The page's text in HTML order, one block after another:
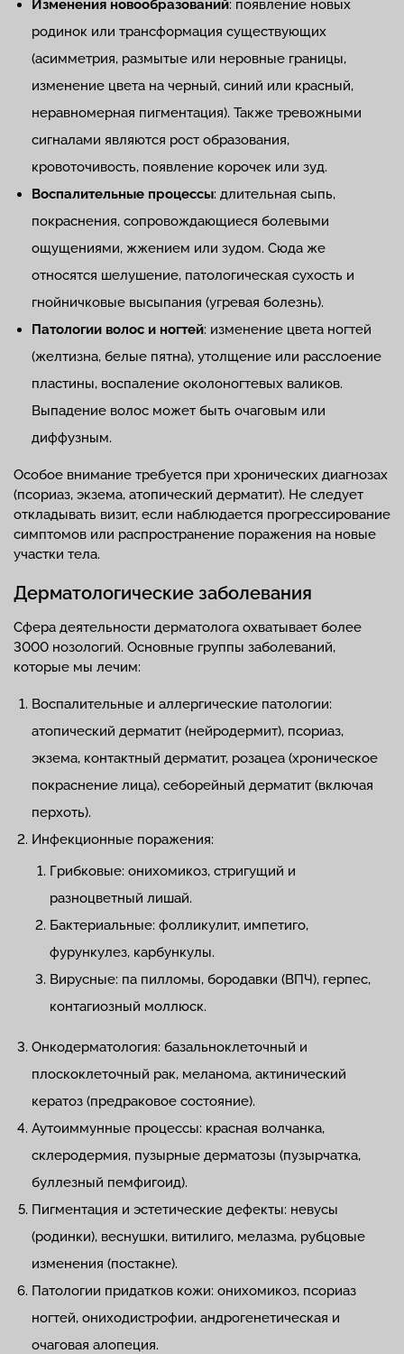
Изменения новообразований: появление новых
родинок или трансформация существующих
(асимметрия, размытые или неровные границы,
изменение цвета на черный, синий или красный,
неравномерная пигментация). Также тревожными
сигналами являются рост образования,
кровоточивость, появление корочек или зуд.
Воспалительные процессы: длительная сыпь,
покраснения, сопровождающиеся болевыми
ощущениями, жжением или зудом. Сюда же
относятся шелушение, патологическая сухость и
гнойничковые высыпания (угревая болезнь).
Патологии волос и ногтей: изменение цвета ногтей
(желтизна, белые пятна), утолщение или расслоение
пластины, воспаление околоногтевых валиков.
Выпадение волос может быть очаговым или
диффузным.
Особое внимание требуется при хронических диагнозах
(псориаз, экзема, атопический дерматит). Не следует
откладывать визит, если наблюдается прогрессирование
симптомов или распространение поражения на новые
участки тела.
Дерматологические заболевания
Сфера деятельности дерматолога охватывает более
3000 нозологий. Основные группы заболеваний,
которые мы лечим:
Воспалительные и аллергические патологии:
атопический дерматит (нейродермит), псориаз,
экзема, контактный дерматит, розацеа (хроническое
покраснение лица), себорейный дерматит (включая
перхоть).
Инфекционные поражения:
Грибковые: онихомикоз, стригущий и
разноцветный лишай.
Бактериальные: фолликулит, импетиго,
фурункулез, карбункулы.
Вирусные: па пилломы, бородавки (ВПЧ), герпес,
контагиозный моллюск.
Онкодерматология: базальноклеточный и
плоскоклеточный рак, меланома, актинический
кератоз (предраковое состояние).
Аутоиммунные процессы: красная волчанка,
склеродермия, пузырные дерматозы (пузырчатка,
буллезный пемфигоид).
Пигментация и эстетические дефекты: невусы
(родинки), веснушки, витилиго, мелазма, рубцовые
изменения (постакне).
Патологии придатков кожи: онихомикоз, псориаз
ногтей, ониходистрофии, андрогенетическая и
очаговая алопеция.